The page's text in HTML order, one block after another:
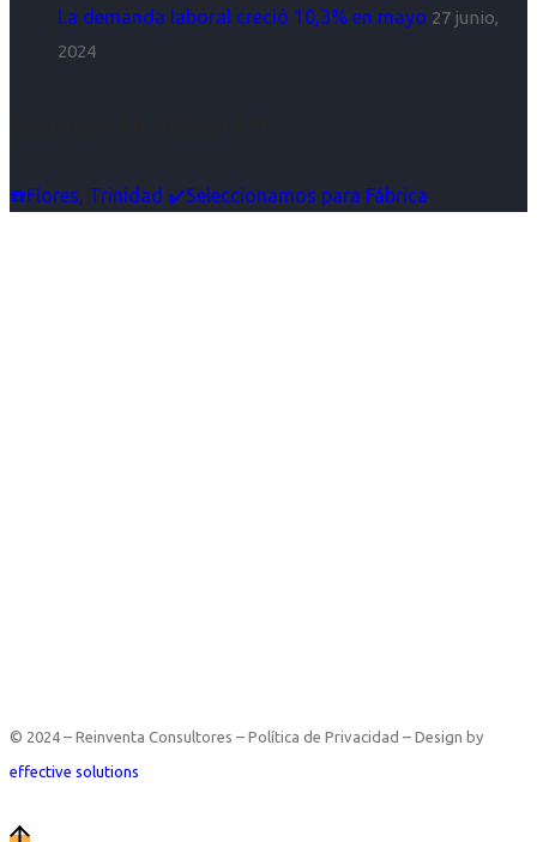
La demanda laboral creció 10,3% en mayo 27 junio,
2024
☎️Flores, Trinidad ✔️Seleccionamos para Fábrica
© 2024 – Reinventa Consultores – Política de Privacidad – Design by
effective solutions